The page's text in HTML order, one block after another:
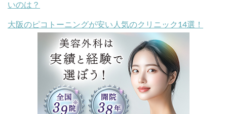
いのは？
大阪のピコトーニングが安い人気のクリニック14選！